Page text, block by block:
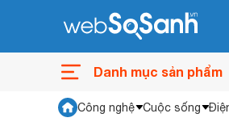
Danh mục sản phẩm
Công nghệ Cuộc sống